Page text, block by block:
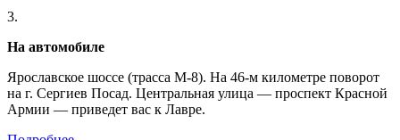
3.
На автомобиле
Ярославское шоссе (трасса М-8). На 46-м километре поворот
на г. Сергиев Посад. Центральная улица — проспект Красной
Армии — приведет вас к Лавре.